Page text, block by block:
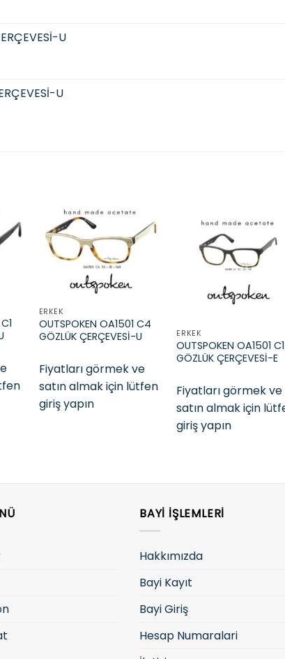
U
U
Add to
ERKEK
OUTSPOKEN OA1501 C4
GÖZLÜK ÇERÇEVESİ-U
Fiyatları görmek ve
satın almak için lütfen
giriş yapın
ERKEK
OUTSPOKEN OA1501 C1
GÖZLÜK ÇERÇEVESİ-E
Fiyatları görmek ve
satın almak için
giriş yapın
BAYI İŞLEMLERI
Hakkımızda
Bayi Kayıt
Bayi Giriş
Hesap Numaralari